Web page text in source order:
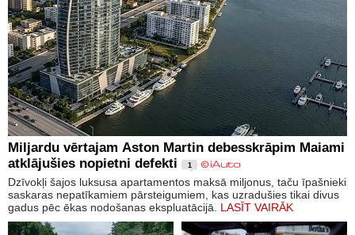
Miljardu vērtajam Aston Martin debesskrāpim Maiami
atklājušies nopietni defekti
1
Dzīvokļi šajos luksusa apartamentos maksā miljonus, taču īpašnieki
saskaras nepatīkamiem pārsteigumiem, kas uzradušies tikai divus
gadus pēc ēkas nodošanas ekspluatācijā. LASĪT VAIRĀK